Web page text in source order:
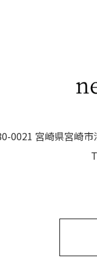
0021 宮崎県宮崎